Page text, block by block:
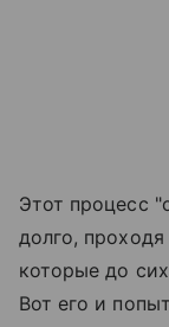
Этот процесс
долго,
которые до
Вот его и